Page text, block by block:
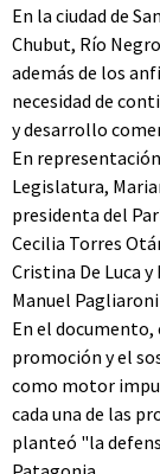
En la ciudad de
Chubut, Río
además de los
necesidad de
y desarrollo
En
Legislatura,
presidenta del
Cecilia Torres
Cristina De Luca
Manuel
En el
promoción y el
como motor
cada una de las
planteó "la